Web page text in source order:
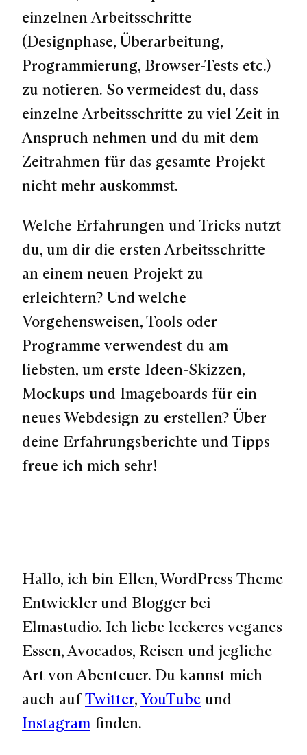
einzelnen Arbeitsschritte
(Designphase, Überarbeitung,
Programmierung, Browser-Tests etc.)
zu notieren. So vermeidest du, dass
einzelne Arbeitsschritte zu viel Zeit in
Anspruch nehmen und du mit dem
Zeitrahmen für das gesamte Projekt
nicht mehr auskommst.
Welche Erfahrungen und Tricks nutzt
du, um dir die ersten Arbeitsschritte
an einem neuen Projekt zu
erleichtern? Und welche
Vorgehensweisen, Tools oder
Programme verwendest du am
liebsten, um erste Ideen-Skizzen,
Mockups und Imageboards für ein
neues Webdesign zu erstellen? Über
deine Erfahrungsberichte und Tipps
freue ich mich sehr!
Hallo, ich bin Ellen, WordPress Theme
Entwickler und Blogger bei
Elmastudio. Ich liebe leckeres veganes
Essen, Avocados, Reisen und jegliche
Art von Abenteuer. Du kannst mich
auch aufTwitter,YouTube und
Instagram finden.